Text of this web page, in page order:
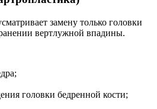
замену только головки
вертлужной впадины.
головки бедренной кости;